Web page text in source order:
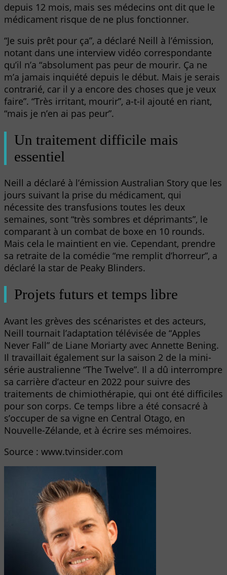
depuis 12 mois, mais ses médecins ont dit que le
médicament risque de ne plus fonctionner.
“Je suis prêt pour ça”, a déclaré Neill à l’émission,
notant dans une interview vidéo correspondante
qu’il n’a “absolument pas peur de mourir. Ça ne
m’a jamais inquiété depuis le début. Mais je serais
contrarié, car il y a encore des choses que je veux
faire”. “Très irritant, mourir”, a-t-il ajouté en riant,
“mais je n’en ai pas peur”.
Un traitement difficile mais
essentiel
Neill a déclaré à l’émission Australian Story que les
jours suivant la prise du médicament, qui
nécessite des transfusions toutes les deux
semaines, sont “très sombres et déprimants”, le
comparant à un combat de boxe en 10 rounds.
Mais cela le maintient en vie. Cependant, prendre
sa retraite de la comédie “me remplit d’horreur”, a
déclaré la star de Peaky Blinders.
Projets futurs et temps libre
Avant les grèves des scénaristes et des acteurs,
Neill tournait l’adaptation télévisée de “Apples
Never Fall” de Liane Moriarty avec Annette Bening.
Il travaillait également sur la saison 2 de la mini-
série australienne “The Twelve”. Il a dû interrompre
sa carrière d’acteur en 2022 pour suivre des
traitements de chimiothérapie, qui ont été difficiles
pour son corps. Ce temps libre a été consacré à
s’occuper de sa vigne en Central Otago, en
Nouvelle-Zélande, et à écrire ses mémoires.
Source : www.tvinsider.com